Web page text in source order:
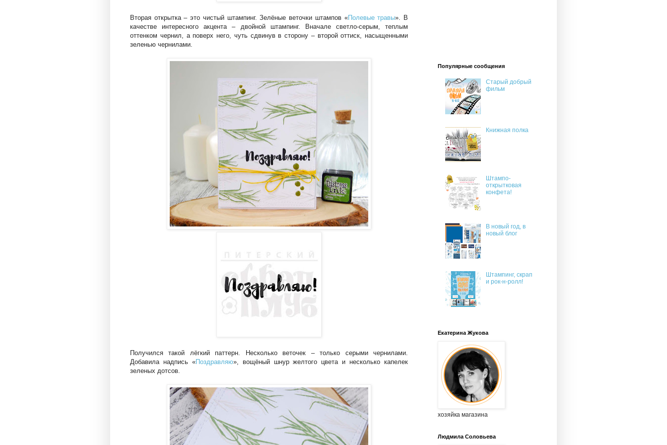
Вторая открытка – это чистый штампинг. Зелёные веточки штампов «Полевые травы». В
качестве интересного акцента – двойной штампинг. Вначале светло-серым, теплым
оттенком чернил, а поверх него, чуть сдвинув в сторону – второй оттиск, насыщенными
зеленью чернилами.
Получился такой лёгкий паттерн. Несколько веточек – только серыми чернилами.
Добавила надпись «Поздравляю», вощёный шнур желтого цвета и несколько капелек
зеленых дотсов.
Популярные сообщения
Старый добрый
фильм
Книжная полка
Штампо-
открытковая
конфета!
В новый год, в
новый блог
Штампинг, скрап
и рок-н-ролл!
Екатерина Жукова
хозяйка магазина
Людмила Соловьева